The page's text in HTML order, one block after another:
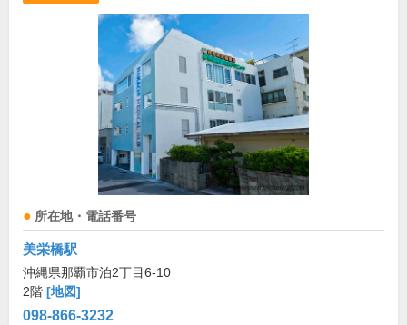
所在地・電話番号
美栄橋駅
沖縄県那覇市泊2丁目6-10
2階 [地図]
098-866-3232